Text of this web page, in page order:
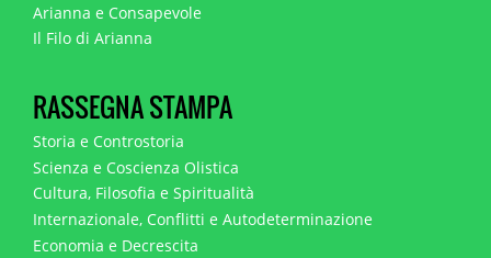
Arianna e Consapevole
Il Filo di Arianna
RASSEGNA STAMPA
Storia e Controstoria
Scienza e Coscienza Olistica
Cultura, Filosofia e Spiritualità
Internazionale, Conflitti e Autodeterminazione
Economia e Decrescita